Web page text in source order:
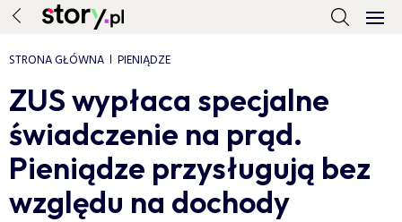
STRONA GŁÓWNA PIENIĄDZE
ZUS wypłaca specjalne
świadczenie na prąd.
Pieniądze przysługują bez
względu na dochody